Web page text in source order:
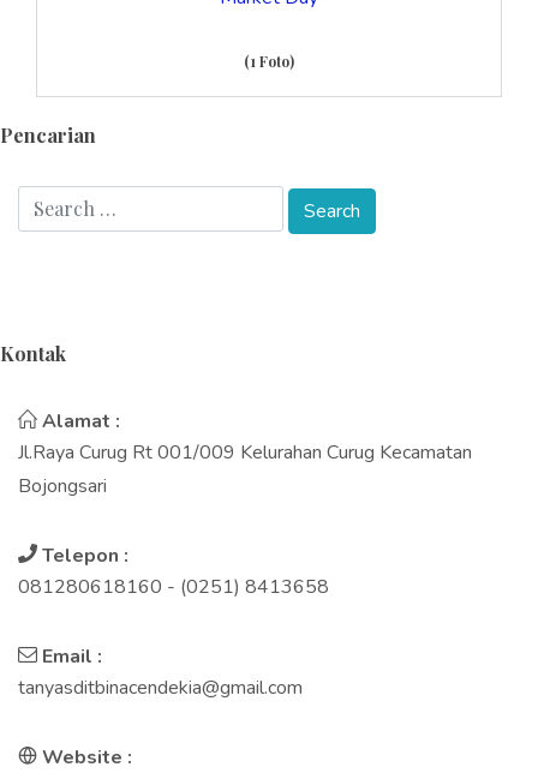
(1 Foto)
Pencarian
Kontak
Alamat :
Jl.Raya Curug Rt 001/009 Kelurahan Curug Kecamatan
Bojongsari
Telepon :
081280618160 - (0251) 8413658
Email :
tanyasditbinacendekia@gmail.com
Website :